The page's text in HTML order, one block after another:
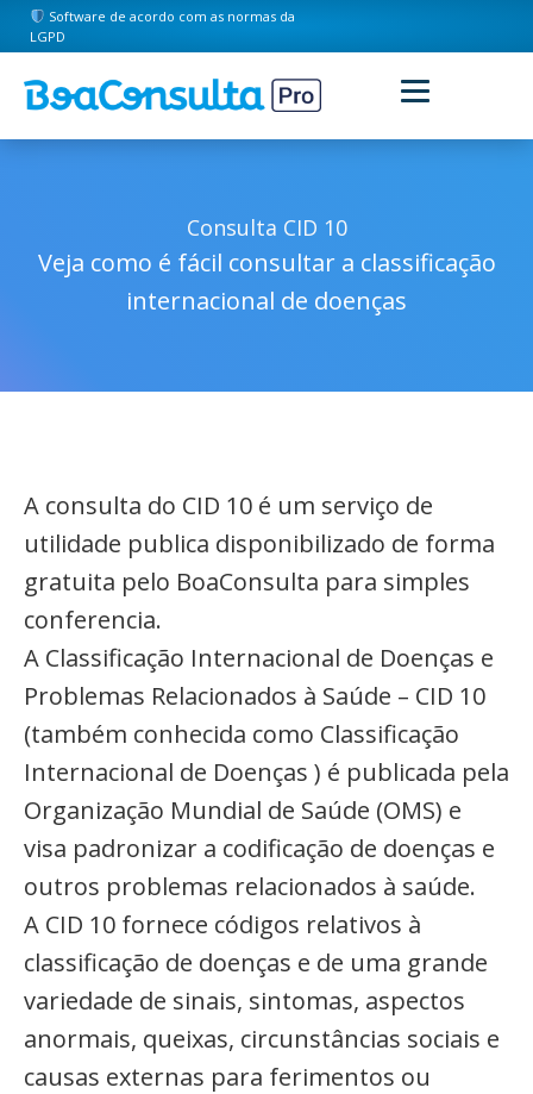
Software de acordo com as normas da
LGPD
Consulta CID 10
Veja como é fácil consultar a classificação
internacional de doenças
A consulta do CID 10 é um serviço de
utilidade publica disponibilizado de forma
gratuita pelo BoaConsulta para simples
conferencia.
A Classificação Internacional de Doenças e
Problemas Relacionados à Saúde – CID 10
(também conhecida como Classificação
Internacional de Doenças ) é publicada pela
Organização Mundial de Saúde (OMS) e
visa padronizar a codificação de doenças e
outros problemas relacionados à saúde.
A CID 10 fornece códigos relativos à
classificação de doenças e de uma grande
variedade de sinais, sintomas, aspectos
anormais, queixas, circunstâncias sociais e
causas externas para ferimentos ou